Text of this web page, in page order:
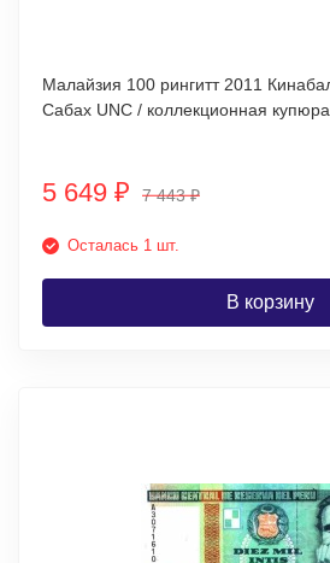
Малайзия 100 рингитт 2011 Кинабалу Парк в Штате
Сабах UNC / коллекционная купюра
5 649 ₽ 7 443₽
Осталась 1 шт.
В корзину